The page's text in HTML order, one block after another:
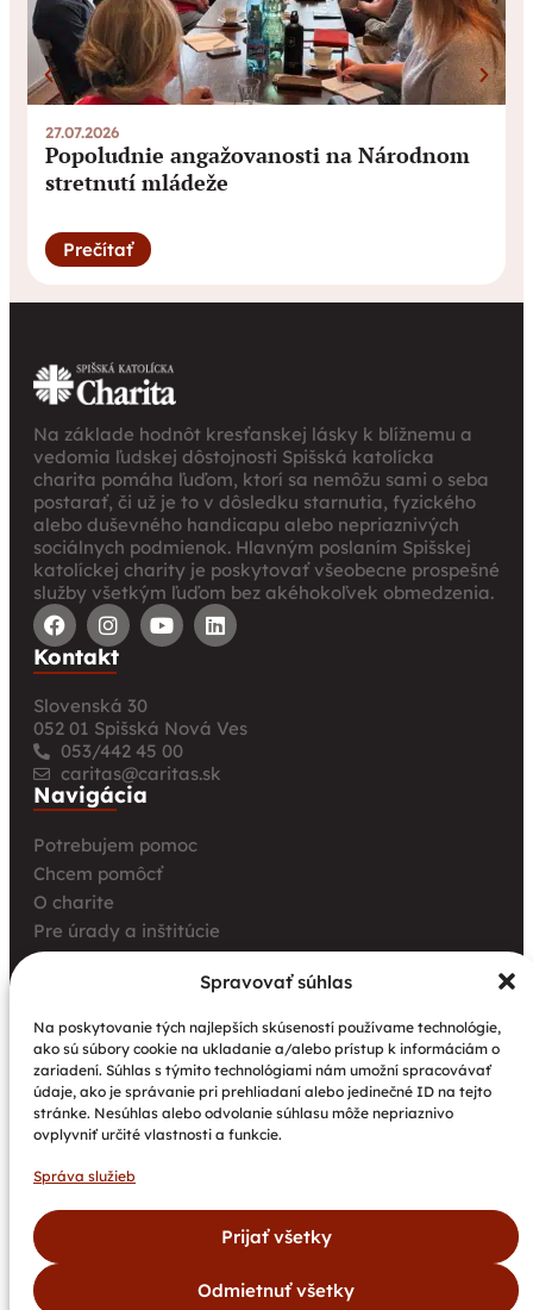
Spravovať súhlas
Na poskytovanie tých najlepších skúseností používame technológie,
ako sú súbory cookie na ukladanie a/alebo prístup k informáciám o
zariadení. Súhlas s týmito technológiami nám umožní spracovávať
údaje, ako je správanie pri prehliadaní alebo jedinečné ID na tejto
stránke. Nesúhlas alebo odvolanie súhlasu môže nepriaznivo
ovplyvniť určité vlastnosti a funkcie.
Správa služieb
Prijať všetky
Odmietnuť všetky
27.07.2026
Popoludnie angažovanosti na Národnom
stretnutí mládeže
Prečítať
Na základe hodnôt kresťanskej lásky k blížnemu a
vedomia ľudskej dôstojnosti Spišská katolícka
charita pomáha ľuďom, ktorí sa nemôžu sami o seba
postarať, či už je to v dôsledku starnutia, fyzického
alebo duševného handicapu alebo nepriaznivých
sociálnych podmienok. Hlavným poslaním Spišskej
katolíckej charity je poskytovať všeobecne prospešné
služby všetkým ľuďom bez akéhokoľvek obmedzenia.
Kontakt
Slovenská 30
052 01 Spišská Nová Ves
053/442 45 00
caritas@caritas.sk
Navigácia
Potrebujem pomoc
Chcem pomôcť
O charite
Pre úrady a inštitúcie
Farské charity
Aktuality
Charita bez hraníc: Stretnutie Spišskej katolíckej
charity a Krakowskej arcidiecéznej charity prinieslo
nové pohľady na fundraising aj propagáciu
Nové petangové ihrisko prináša seniorom radosť,
pohyb a komunitu
tretích krajín vrátane migrantov“